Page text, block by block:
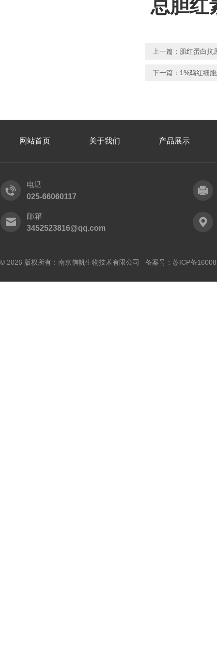
总胆红
上一篇： 肌红蛋白抗
下一篇： 1%鸡红细
网站首页 关于我们 产品展示
电话
025-66060117
邮箱
3452523816@qq.com
© 2026 版权所有：南京信帆生物技术有限公司 备案号： 苏ICP备